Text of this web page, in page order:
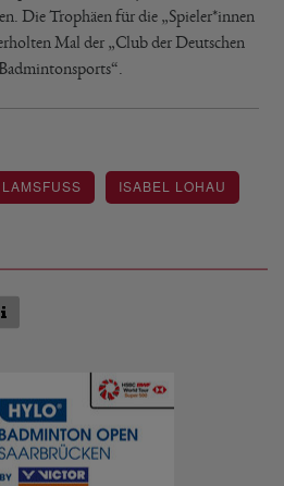
Die Trophäen für die „Spieler*innen
Mal der „Club der Deutschen
ISABEL LOHAU